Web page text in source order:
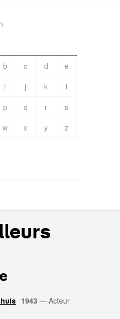
b c d
e
i j k
l
p q r
s
w x y
z
1943 — Acteur